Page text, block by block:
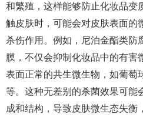
和繁殖，这样能够防止化妆品变
触皮肤时，可能会对皮肤表面的
杀伤作用。例如，尼泊金酯类防
膜，不仅会抑制化妆品中的有害
表面正常的共生微生物，如葡萄
等。这种无差别的杀菌效果可能
成和结构，导致皮肤微生态失衡